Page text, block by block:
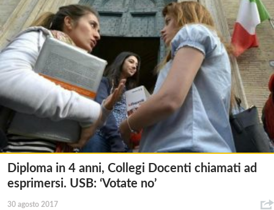
Diploma in 4 anni, Collegi Docenti chiamati ad
esprimersi. USB: ‘Votate no’
30 agosto 2017